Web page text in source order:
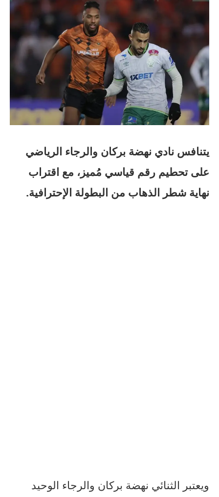
يتنافس نادي نهضة بركان والرجاء الرياضي
على تحطيم رقم قياسي مُميز، مع اقتراب
نهاية شطر الذهاب من البطولة الإحترافية.
ويعتبر الثنائي نهضة بركان والرجاء الوحيد